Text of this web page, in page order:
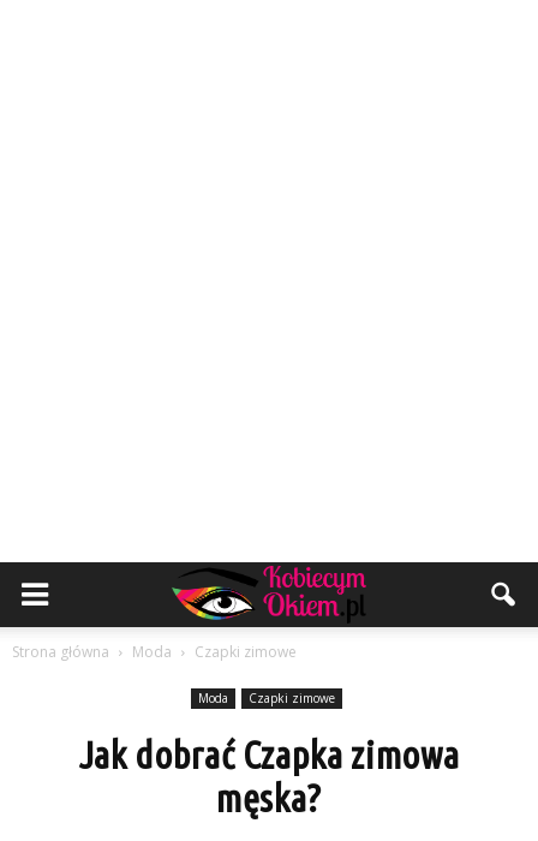
Strona główna Moda Czapki zimowe
Moda Czapki zimowe
Jak dobrać Czapka zimowa
męska?